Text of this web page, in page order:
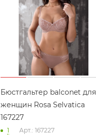
Бюстгальтер balconet для
женщин Rosa Selvatica
167227
1 Арт.: 167227